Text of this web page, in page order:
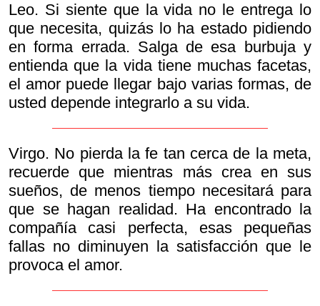
Leo. Si siente que la vida no le entrega lo
que necesita, quizás lo ha estado pidiendo
en forma errada. Salga de esa burbuja y
entienda que la vida tiene muchas facetas,
el amor puede llegar bajo varias formas, de
usted depende integrarlo a su vida.
Virgo. No pierda la fe tan cerca de la meta,
recuerde que mientras más crea en sus
sueños, de menos tiempo necesitará para
que se hagan realidad. Ha encontrado la
compañía casi perfecta, esas pequeñas
fallas no diminuyen la satisfacción que le
provoca el amor.